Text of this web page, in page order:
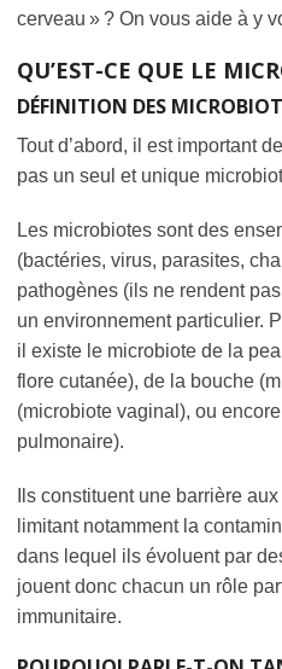
cerveau » ? On vous aide à y
QU’EST-CE QUE LE
DÉFINITION DES
Tout d’abord, il est important
pas un seul et unique
Les microbiotes sont des
(bactéries, virus, parasites,
pathogènes (ils ne rendent
un environnement particulier.
il existe le microbiote de la
flore cutanée), de la bouche
(microbiote vaginal), ou
pulmonaire).
Ils constituent une barrière
limitant notamment la
dans lequel ils évoluent par
jouent donc chacun un rôle
immunitaire.